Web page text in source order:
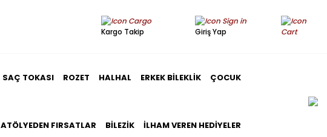
Kargo Takip Giriş Yap
SAÇ TOKASI ROZET HALHAL ERKEK BILEKLIK ÇOCUK
ATÖLYEDEN FIRSATLAR BILEZIK İLHAM VEREN HEDIYELER